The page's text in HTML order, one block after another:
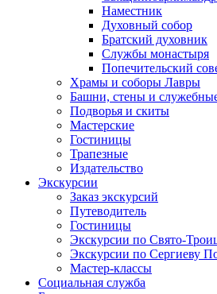
Наместник
Духовный собор
Братский духовник
Службы монастыря
Попечительский
Храмы и соборы Лавры
Башни, стены и
Подворья и скиты
Мастерские
Гостиницы
Трапезные
Издательство
Экскурсии
Заказ экскурсий
Путеводитель
Гостиницы
Экскурсии по Свято-
Экскурсии по Сергиеву
Мастер-классы
Социальная служба